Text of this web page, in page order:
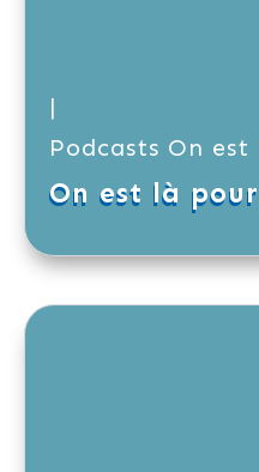
|
Podcasts On
On est là